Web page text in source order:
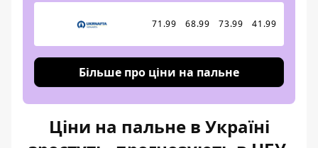
71.99 68.99 73.99 41.99
Більше про ціни на пальне
Ціни на пальне в Україні